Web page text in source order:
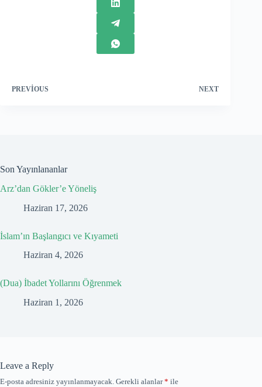
PREVIOUS NEXT
Son Yayınlananlar
Arz’dan Gökler’e Yöneliş
Haziran 17, 2026
İslam’ın Başlangıcı ve Kıyameti
Haziran 4, 2026
(Dua) İbadet Yollarını Öğrenmek
Haziran 1, 2026
Leave a Reply
E-posta adresiniz yayınlanmayacak. Gerekli alanlar* ile